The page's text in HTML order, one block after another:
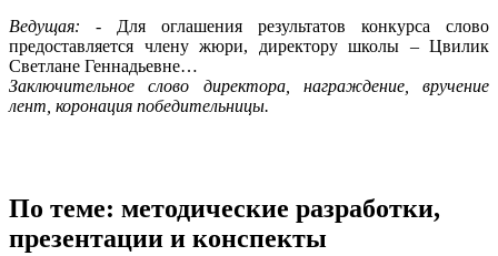
Ведущая: - Для оглашения результатов конкурса слово
предоставляется члену жюри, директору школы – Цвилик
Светлане Геннадьевне…
Заключительное слово директора, награждение, вручение
лент, коронация победительницы.
По теме: методические разработки,
презентации и конспекты